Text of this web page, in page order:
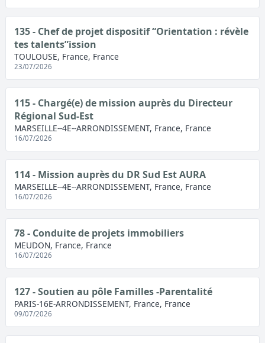
135 - Chef de projet dispositif “Orientation : révèle
tes talents”ission
TOULOUSE, France, France
23/07/2026
115 - Chargé(e) de mission auprès du Directeur
Régional Sud-Est
MARSEILLE--4E--ARRONDISSEMENT, France, France
16/07/2026
114 - Mission auprès du DR Sud Est AURA
MARSEILLE--4E--ARRONDISSEMENT, France, France
16/07/2026
78 - Conduite de projets immobiliers
MEUDON, France, France
16/07/2026
127 - Soutien au pôle Familles -Parentalité
PARIS-16E-ARRONDISSEMENT, France, France
09/07/2026